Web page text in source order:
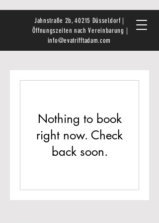
Jahnstraße 2b, 40215 Düsseldorf |
Öffnungszeiten nach Vereinbarung |
info@evatrifftadam.com
Nothing to book
right now. Check
back soon.